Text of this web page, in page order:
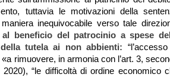
tuttavia le motivazioni della
inequivocabile verso tale
beneficio del patrocinio a spese
tutela ai non abbienti:
rimuovere, in armonia con l’art. 3,
“le difficoltà di ordine economico